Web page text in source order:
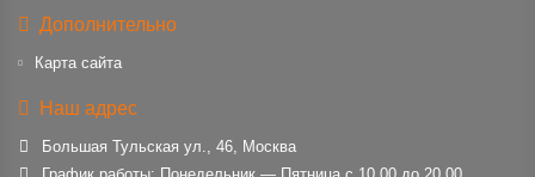
Дополнительно
Карта сайта
Наш адрес
Большая Тульская ул., 46, Москва